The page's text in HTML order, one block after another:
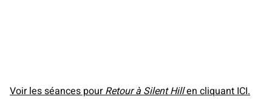
Voir les séances pourRetour à Silent Hillen cliquant ICI.